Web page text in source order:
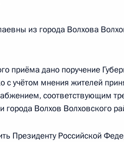
(меры приняты), данное по
жителя Ямало-Ненецкого
Российской Федерации
в Приёмной Президента
марта 2024 года
из города Волхова
приёма дано поручение
с учётом мнения жителей
соответствующим
города Волхов Волховского
Президенту Российской